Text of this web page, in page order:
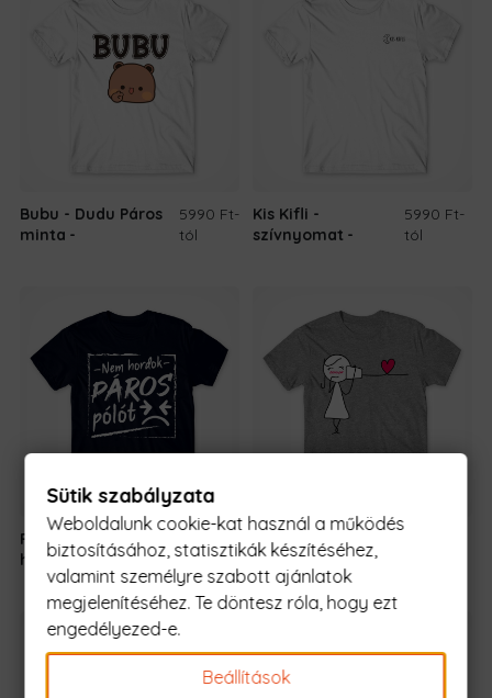
Bubu - Dudu Páros
minta
5990 Ft-
tól
Kis Kifli -
szívnyomat
5990 Ft-
tól
Páros póló - Én nem
hordok
-
tól
Love Phone –
Női
Sütik szabályzata
Weboldalunk cookie-kat használ a működés
biztosításához, statisztikák készítéséhez,
valamint személyre szabott ajánlatok
megjelenítéséhez. Te döntesz róla, hogy ezt
engedélyezed-e.
Beállítások